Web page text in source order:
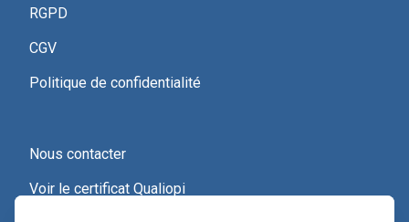
RGPD
CGV
Politique de confidentialité
Nous contacter
Voir le certificat Qualiopi